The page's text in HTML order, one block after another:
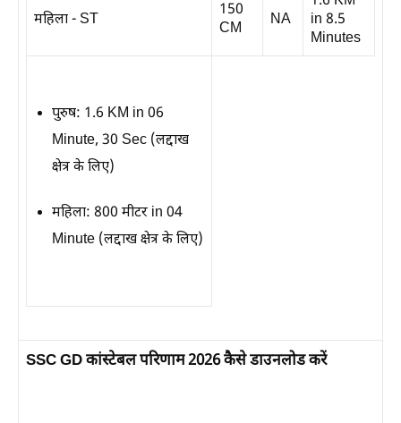
महिला - ST
150
CM
NA
in 8.5
Minutes
पुरुष: 1.6 KM in 06
Minute, 30 Sec (लद्दाख
क्षेत्र के लिए)
महिला: 800 मीटर in 04
Minute (लद्दाख क्षेत्र के लिए)
SSC GD कांस्टेबल परिणाम 2026 कैसे डाउनलोड करें